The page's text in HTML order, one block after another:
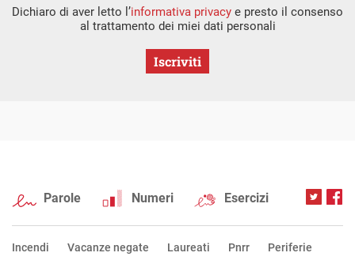
Dichiaro di aver letto l’informativa privacy e presto il consenso
al trattamento dei miei dati personali
Iscriviti
Parole Numeri Esercizi
Incendi Vacanze negate Laureati Pnrr Periferie